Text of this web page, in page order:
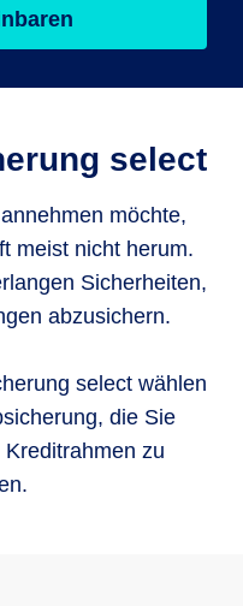
select
möchte,
meist nicht herum.
Sicherheiten,
abzusichern.
select wählen
die Sie
zu